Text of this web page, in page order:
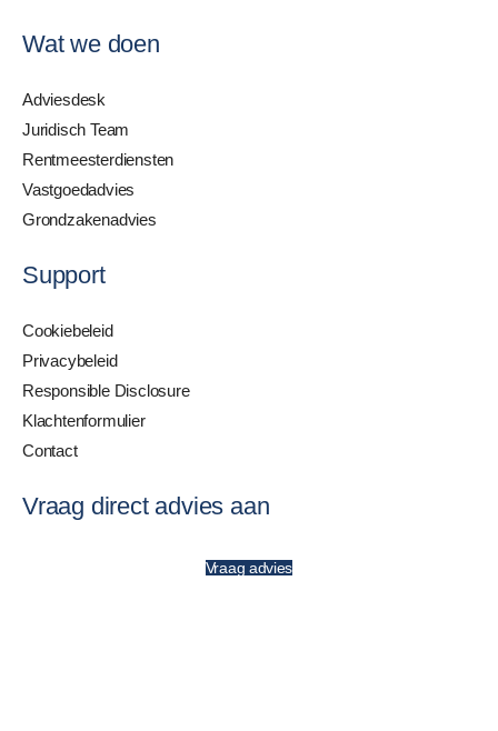
Wat we doen
Adviesdesk
Juridisch Team
Rentmeesterdiensten
Vastgoedadvies
Grondzakenadvies
Support
Cookiebeleid
Privacybeleid
Responsible Disclosure
Klachtenformulier
Contact
Vraag direct advies aan
Vraag advies